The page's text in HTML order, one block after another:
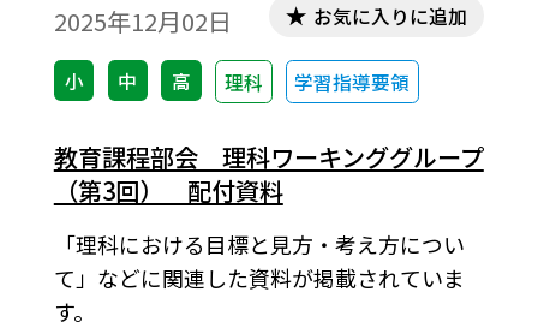
2025年12月02日
小 中 高 理科 学習指導要領
お気に入りに追加
教育課程部会 理科ワーキンググループ
（第3回） 配付資料
「理科における目標と見方・考え方につい
て」などに関連した資料が掲載されていま
す。